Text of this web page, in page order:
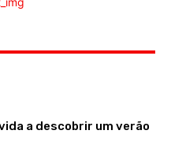
a descobrir um verão